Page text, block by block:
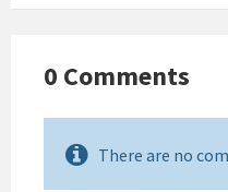
0 Comments
There are no